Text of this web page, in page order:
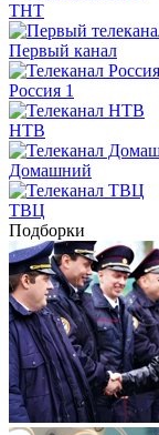
ТНТ
Первый канал
Россия 1
НТВ
Домашний
ТВЦ
Подборки